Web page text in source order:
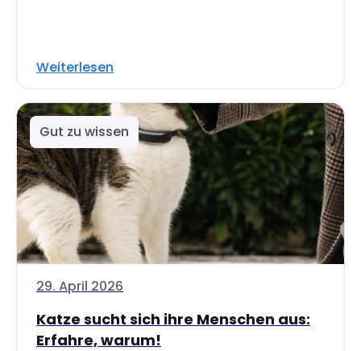
Weiterlesen
Gut zu wissen
29. April 2026
Katze sucht sich ihre Menschen aus:
Erfahre, warum!